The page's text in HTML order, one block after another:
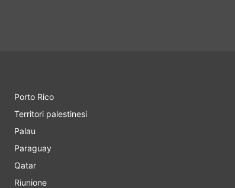
Porto Rico
Territori palestinesi
Palau
Paraguay
Qatar
Riunione